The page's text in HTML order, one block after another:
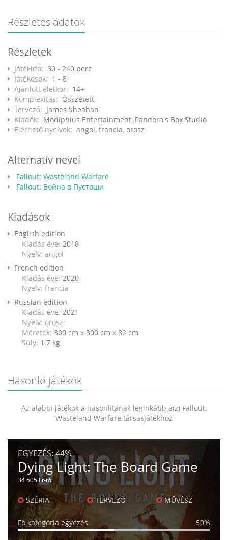
Részletes adatok
Részletek
Játékidő: 30 - 240 perc
Játékosok: 1 - 8
Ajánlott életkor: 14+
Komplexitás: Összetett
Tervező: James Sheahan
Kiadók: Modiphius Entertainment, Pandora's Box Studio
Elérhető nyelvek: angol, francia, orosz
Alternatív nevei
Fallout: Wasteland Warfare
Fallout: Война в Пустоши
Kiadások
English edition
Kiadás éve: 2018
Nyelv: angol
French edition
Kiadás éve: 2020
Nyelv: francia
Russian edition
Kiadás éve: 2021
Nyelv: orosz
Méretek: 300 cm x 300 cm x 82 cm
Súly: 1.7 kg
Hasonló játékok
Az alábbi játékok a hasonlítanak leginkább a(z) Fallout:
Wasteland Warfare társasjátékhoz
EGYEZÉS:44%
Dying Light: The Board Game
34 505 Ft-tól
SZÉRIA TERVEZŐ MŰVÉSZ
Fő kategória egyezés 50%